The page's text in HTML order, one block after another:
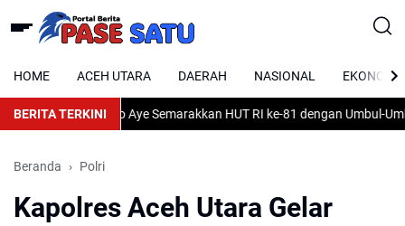
HOME ACEH UTARA DAERAH NASIONAL EKONOMI
BERITA TERKINI
Tanah Jambo Aye Semarakkan HUT RI ke-81 dengan Umbul-
Beranda Polri
Kapolres Aceh Utara Gelar